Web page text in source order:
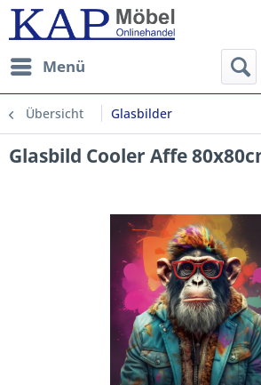
Menü
Übersicht Glasbilder
Glasbild Cooler Affe